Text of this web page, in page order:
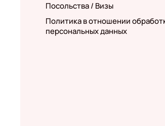
Посольства / Визы
Политика в отношении
персональных данных